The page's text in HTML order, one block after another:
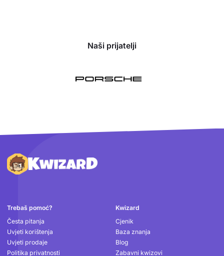
Naši prijatelji
Podnožje
Trebaš pomoć?
Česta pitanja
Uvjeti korištenja
Uvjeti prodaje
Politika privatnosti
Kwizard
Cjenik
Baza znanja
Blog
Zabavni kwizovi